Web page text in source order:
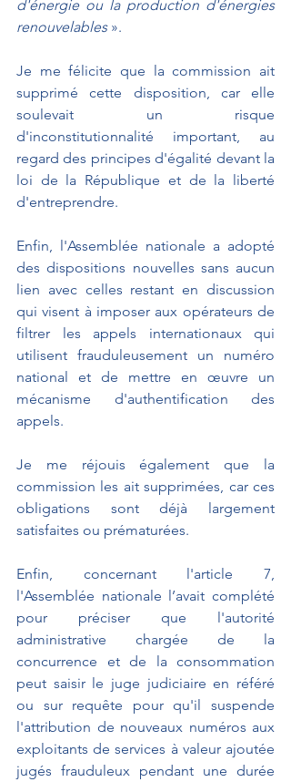
d'énergie ou la production d'énergies
renouvelables ».
Je me félicite que la commission ait
supprimé cette disposition, car elle
soulevait un risque
d'inconstitutionnalité important, au
regard des principes d'égalité devant la
loi de la République et de la liberté
d'entreprendre.
Enfin, l'Assemblée nationale a adopté
des dispositions nouvelles sans aucun
lien avec celles restant en discussion
qui visent à imposer aux opérateurs de
filtrer les appels internationaux qui
utilisent frauduleusement un numéro
national et de mettre en œuvre un
mécanisme d'authentification des
appels.
Je me réjouis également que la
commission les ait supprimées, car ces
obligations sont déjà largement
satisfaites ou prématurées.
Enfin, concernant l'article 7,
l'Assemblée nationale l’avait complété
pour préciser que l'autorité
administrative chargée de la
concurrence et de la consommation
peut saisir le juge judiciaire en référé
ou sur requête pour qu'il suspende
l'attribution de nouveaux numéros aux
exploitants de services à valeur ajoutée
jugés frauduleux pendant une durée